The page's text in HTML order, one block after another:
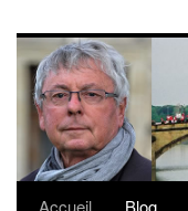
Aller
Accueil Blog